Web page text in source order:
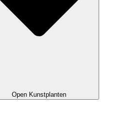
Open Kunstplanten